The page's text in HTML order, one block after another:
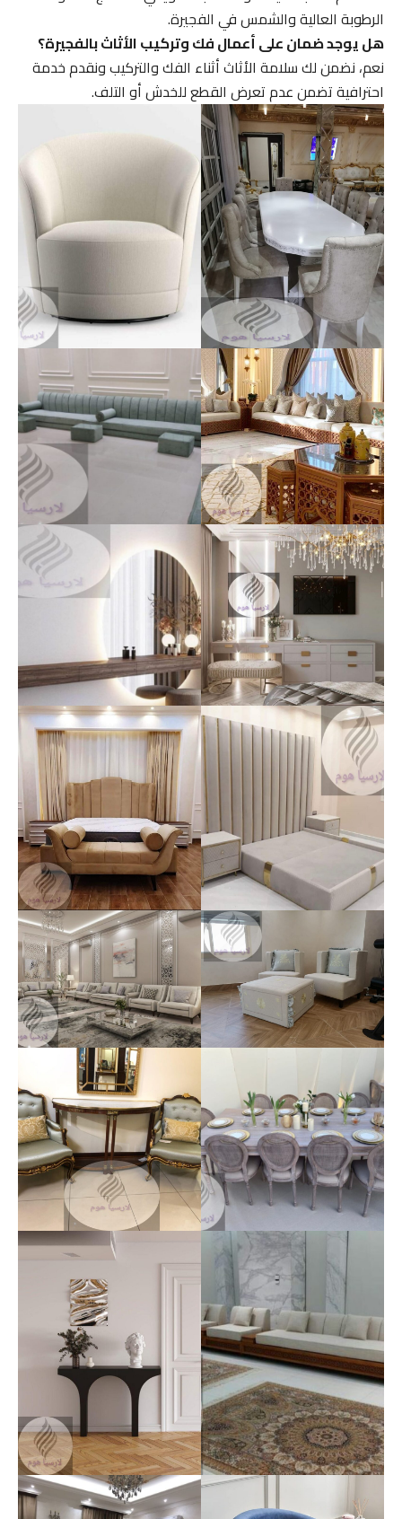
الرطوبة العالية والشمس في الفجيرة.
هل يوجد ضمان على أعمال فك وتركيب الأثاث بالفجيرة؟
نعم، نضمن لك سلامة الأثاث أثناء الفك والتركيب ونقدم خدمة
احترافية تضمن عدم تعرض القطع للخدش أو التلف.